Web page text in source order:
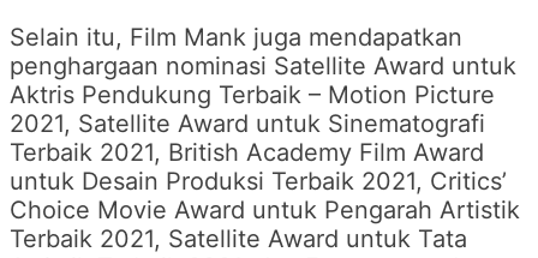
Selain itu, Film Mank juga mendapatkan
penghargaan nominasi Satellite Award untuk
Aktris Pendukung Terbaik – Motion Picture
2021, Satellite Award untuk Sinematografi
Terbaik 2021, British Academy Film Award
untuk Desain Produksi Terbaik 2021, Critics’
Choice Movie Award untuk Pengarah Artistik
Terbaik 2021, Satellite Award untuk Tata